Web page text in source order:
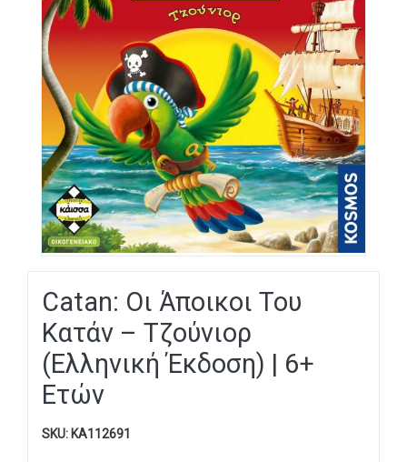
Catan: Οι Άποικοι Του
Κατάν – Τζούνιορ
(Ελληνική Έκδοση) | 6+
Ετών
SKU: KA112691